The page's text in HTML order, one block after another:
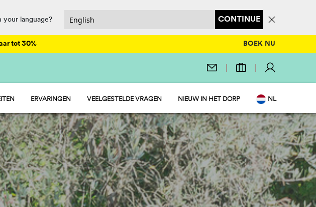
your language? CONTINUE
tot 30% BOEK NU
EN MARKET
ERVARINGEN VEELGESTELDE VRAGEN NIEUW IN HET DORP NL
IT
DE
FR
PL